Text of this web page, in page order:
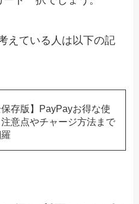
えている人は以下の記
保存版】PayPayお得な使
意点やチャージ方法まで